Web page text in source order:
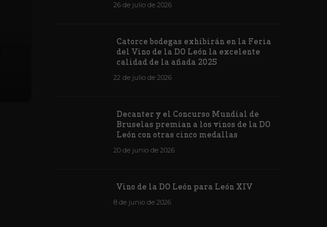
Vino de la DO León para León XIV
1171
26 de julio de 2026
Catorce bodegas exhibirán en la Feria
del Vino de la DO León la excelente
calidad de la añada 2025
22 de julio de 2026
Decanter y el Concurso Mundial de
Bruselas premian a los vinos de la DO
León con otras cinco medallas
20 de junio de 2026
Vino de la DO León para León XIV
8 de junio de 2026